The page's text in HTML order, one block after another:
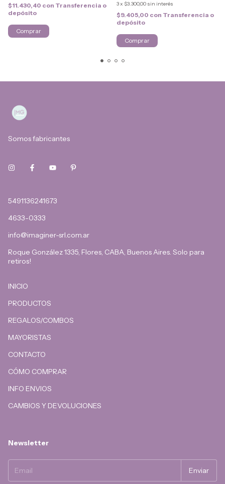
$11.430,40 con Transferencia o
depósito
Comprar
3x $3.300,00 sin interés
$9.405,00 con Transferencia o
depósito
Comprar
Somos fabricantes
5491136241673
4633-0333
info@imaginer-srl.com.ar
Roque González 1335, Flores, CABA, Buenos Aires. Solo para
retiros!
INICIO
PRODUCTOS
REGALOS/COMBOS
MAYORISTAS
CONTACTO
CÓMO COMPRAR
INFO ENVIOS
CAMBIOS Y DEVOLUCIONES
Newsletter